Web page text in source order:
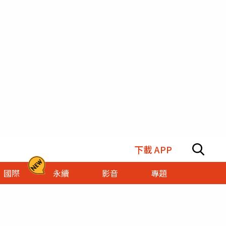
下載 APP
國際 永續 影音 專題